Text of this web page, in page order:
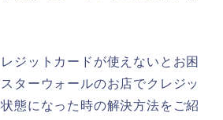
ジットカードが使えないとお困
ターウォールのお店でクレジッ
態になった時の解決方法をご紹